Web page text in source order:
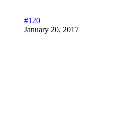
#120
January 20, 2017